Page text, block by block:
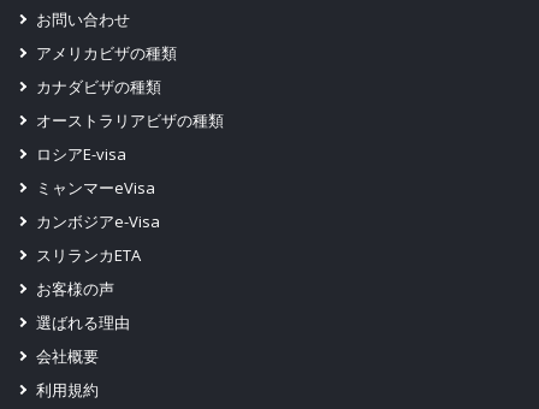
お問い合わせ
アメリカビザの種類
カナダビザの種類
オーストラリアビザの種類
ロシアE-visa
ミャンマーeVisa
カンボジアe-Visa
スリランカETA
お客様の声
選ばれる理由
会社概要
利用規約